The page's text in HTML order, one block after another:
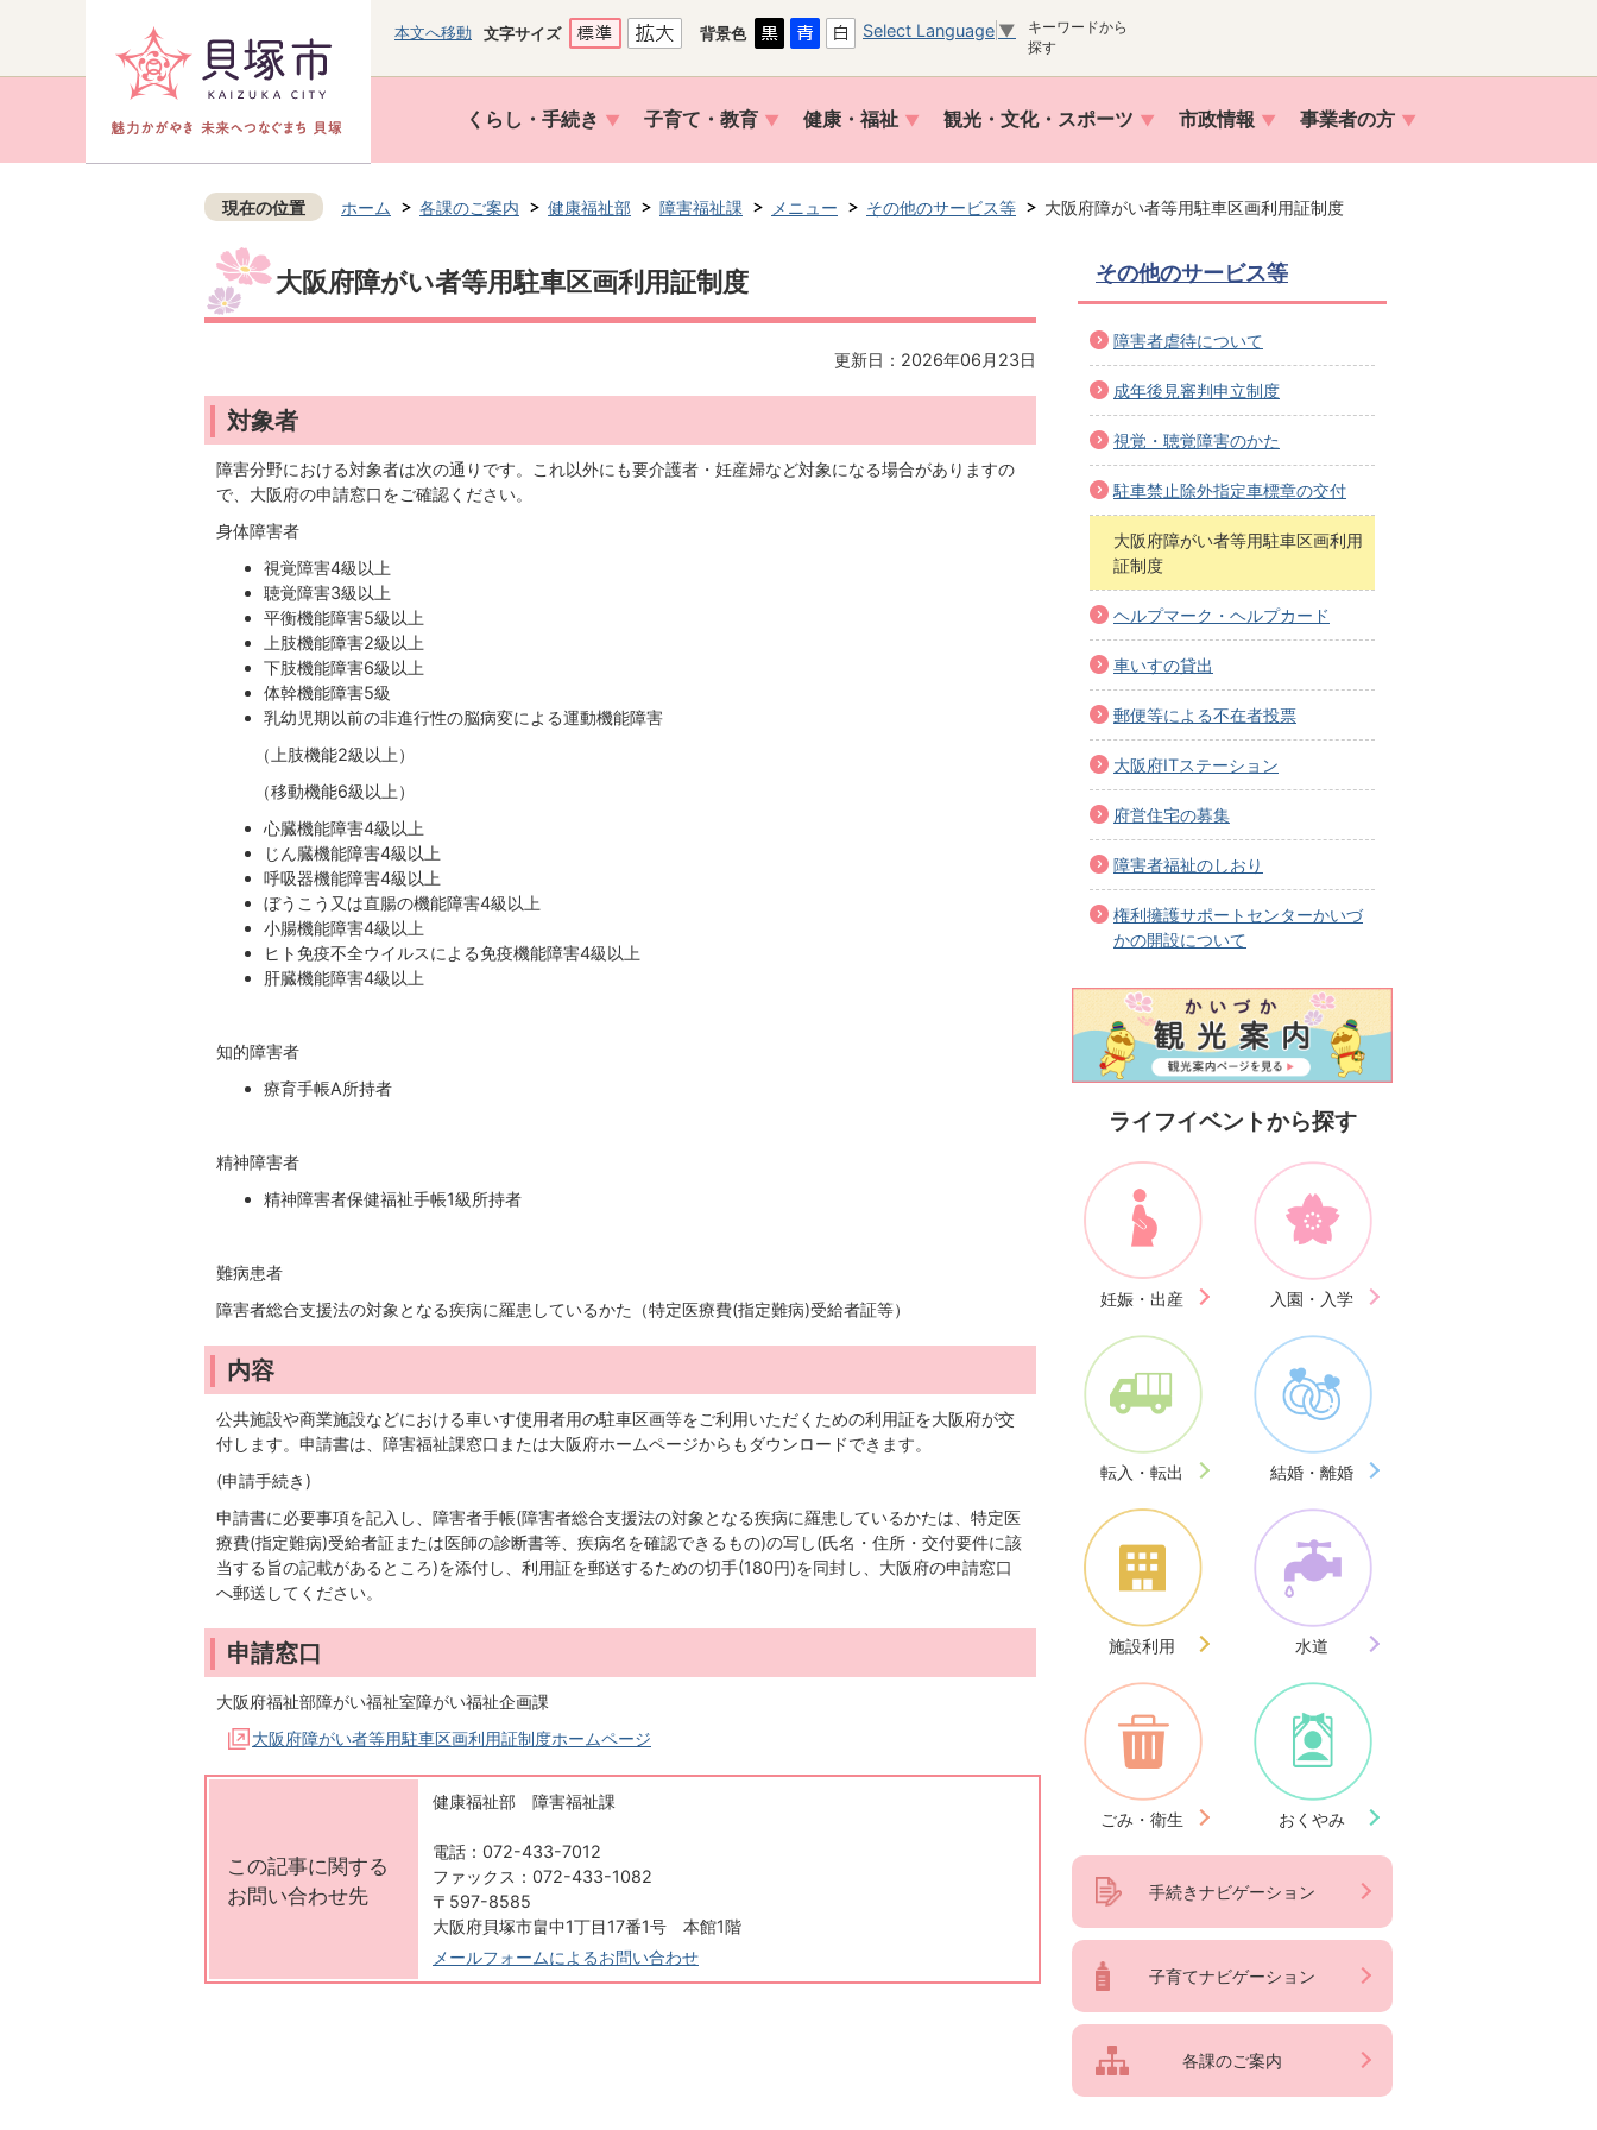
本文へ移動 文字サイズ 背景色 Select Language ▼
キーワードから
探す
くらし・手続き 子育て・教育 健康・福祉 観光・文化・スポーツ 市政情報 事業者の方
現在の位置 ホーム 各課のご案内 健康福祉部 障害福祉課 メニュー その他のサービス等 大阪府障がい者等用駐車区画利用証制度
大阪府障がい者等用駐車区画利用証制度
更新日：2026年06月23日
対象者
障害分野における対象者は次の通りです。これ以外にも要介護者・妊産婦など対象になる場合がありますの
で、大阪府の申請窓口をご確認ください。
身体障害者
視覚障害4級以上
聴覚障害3級以上
平衡機能障害5級以上
上肢機能障害2級以上
下肢機能障害6級以上
体幹機能障害5級
乳幼児期以前の非進行性の脳病変による運動機能障害
（上肢機能2級以上）
（移動機能6級以上）
心臓機能障害4級以上
じん臓機能障害4級以上
呼吸器機能障害4級以上
ぼうこう又は直腸の機能障害4級以上
小腸機能障害4級以上
ヒト免疫不全ウイルスによる免疫機能障害4級以上
肝臓機能障害4級以上
知的障害者
療育手帳A所持者
精神障害者
精神障害者保健福祉手帳1級所持者
難病患者
障害者総合支援法の対象となる疾病に羅患しているかた（特定医療費(指定難病)受給者証等）
内容
公共施設や商業施設などにおける車いす使用者用の駐車区画等をご利用いただくための利用証を大阪府が交
付します。申請書は、障害福祉課窓口または大阪府ホームページからもダウンロードできます。
(申請手続き)
申請書に必要事項を記入し、障害者手帳(障害者総合支援法の対象となる疾病に羅患しているかたは、特定医
療費(指定難病)受給者証または医師の診断書等、疾病名を確認できるもの)の写し(氏名・住所・交付要件に該
当する旨の記載があるところ)を添付し、利用証を郵送するための切手(180円)を同封し、大阪府の申請窓口
へ郵送してください。
申請窓口
大阪府福祉部障がい福祉室障がい福祉企画課
大阪府障がい者等用駐車区画利用証制度ホームページ
この記事に関する
お問い合わせ先
健康福祉部 障害福祉課
電話：072-433-7012
ファックス：072-433-1082
〒597-8585
大阪府貝塚市畠中1丁目17番1号 本館1階
メールフォームによるお問い合わせ
その他のサービス等
障害者虐待について
成年後見審判申立制度
視覚・聴覚障害のかた
駐車禁止除外指定車標章の交付
大阪府障がい者等用駐車区画利用
証制度
ヘルプマーク・ヘルプカード
車いすの貸出
郵便等による不在者投票
大阪府ITステーション
府営住宅の募集
障害者福祉のしおり
権利擁護サポートセンターかいづ
かの開設について
ライフイベントから探す
妊娠・出産 入園・入学
転入・転出 結婚・離婚
施設利用 水道
ごみ・衛生 おくやみ
手続きナビゲーション
子育てナビゲーション
各課のご案内